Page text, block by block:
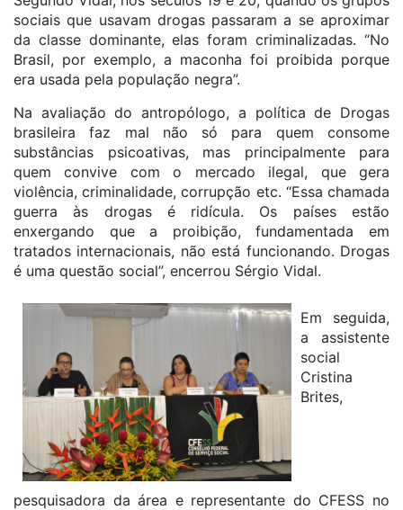
sociais que usavam drogas passaram a se aproximar
da classe dominante, elas foram criminalizadas. “No
Brasil, por exemplo, a maconha foi proibida porque
era usada pela população negra”.
Na avaliação do antropólogo, a política de Drogas
brasileira faz mal não só para quem consome
substâncias psicoativas, mas principalmente para
quem convive com o mercado ilegal, que gera
violência, criminalidade, corrupção etc. “Essa chamada
guerra às drogas é ridícula. Os países estão
enxergando que a proibição, fundamentada em
tratados internacionais, não está funcionando. Drogas
é uma questão social”, encerrou Sérgio Vidal.
Em seguida,
a assistente
social
Cristina
Brites,
pesquisadora da área e representante do CFESS no